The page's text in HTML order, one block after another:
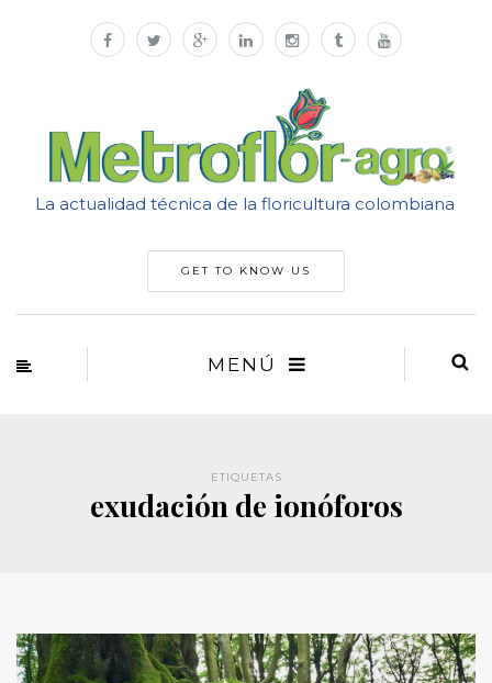
La actualidad técnica de la floricultura colombiana
GET TO KNOW US
MENÚ
ETIQUETAS
exudación de ionóforos